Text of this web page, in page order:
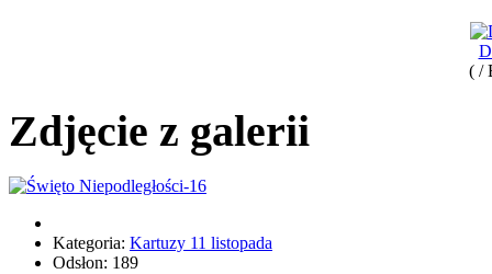
( /
Zdjęcie z galerii
Kategoria: Kartuzy 11 listopada
Odsłon: 189